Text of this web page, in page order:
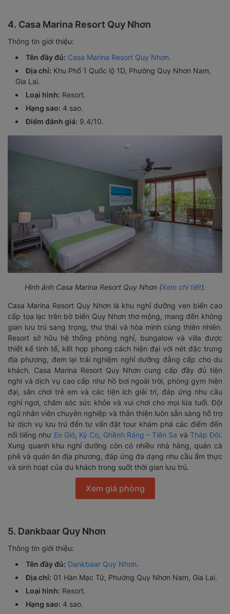
4. Casa Marina Resort Quy Nhơn
Thông tin giới thiệu:
Tên đầy đủ: Casa Marina Resort Quy Nhơn.
Địa chỉ: Khu Phố 1 Quốc lộ 1D, Phường Quy Nhơn Nam,
Gia Lai.
Loại hình: Resort.
Hạng sao: 4 sao.
Điểm đánh giá: 9.4/10.
Hình ảnh Casa Marina Resort Quy Nhơn (Xem chi tiết).
Casa Marina Resort Quy Nhơn là khu nghỉ dưỡng ven biển cao
cấp tọa lạc trên bờ biển Quy Nhơn thơ mộng, mang đến không
gian lưu trú sang trọng, thư thái và hòa mình cùng thiên nhiên.
Resort sở hữu hệ thống phòng nghỉ, bungalow và villa được
thiết kế tinh tế, kết hợp phong cách hiện đại với nét đặc trưng
địa phương, đem lại trải nghiệm nghỉ dưỡng đẳng cấp cho du
khách. Casa Marina Resort Quy Nhơn cung cấp đầy đủ tiện
nghi và dịch vụ cao cấp như hồ bơi ngoài trời, phòng gym hiện
đại, sân chơi trẻ em và các tiện ích giải trí, đáp ứng nhu cầu
nghỉ ngơi, chăm sóc sức khỏe và vui chơi cho mọi lứa tuổi. Đội
ngũ nhân viên chuyên nghiệp và thân thiện luôn sẵn sàng hỗ trợ
từ dịch vụ lưu trú đến tư vấn đặt tour khám phá các điểm đến
nổi tiếng như Eo Gió, Kỳ Co, Ghềnh Ráng – Tiên Sa và Tháp Đôi.
Xung quanh khu nghỉ dưỡng còn có nhiều nhà hàng, quán cà
phê và quán ăn địa phương, đáp ứng đa dạng nhu cầu ẩm thực
và sinh hoạt của du khách trong suốt thời gian lưu trú.
Xem giá phòng
5. Dankbaar Quy Nhơn
Thông tin giới thiệu:
Tên đầy đủ: Dankbaar Quy Nhơn.
Địa chỉ: 01 Hàn Mạc Tử, Phường Quy Nhơn Nam, Gia Lai.
Loại hình: Resort.
Hạng sao: 4 sao.